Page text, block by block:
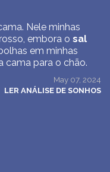
Nele minhas
embora o sal
em minhas
cama para o chão.
May 07, 2024
LER ANÁLISE DE SONHOS